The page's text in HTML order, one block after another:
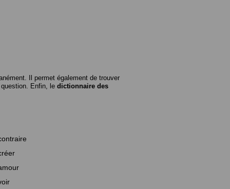
Il permet également de trouver
Enfin, le dictionnaire des